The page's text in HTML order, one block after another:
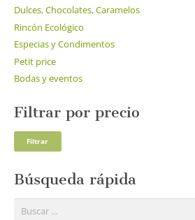
Dulces, Chocolates, Caramelos
Rincón Ecológico
Especias y Condimentos
Petit price
Bodas y eventos
Filtrar por precio
Filtrar
Búsqueda rápida
Buscar: